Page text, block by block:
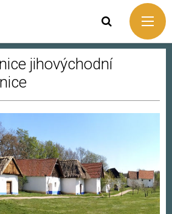
jihovýchodní